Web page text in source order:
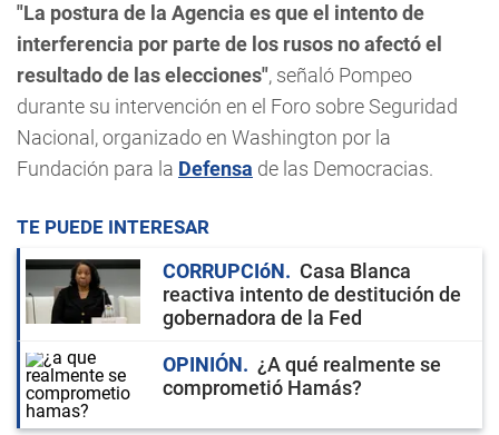
"La postura de la Agencia es que el intento de
interferencia por parte de los rusos no afectó el
resultado de las elecciones", señaló Pompeo
durante su intervención en el Foro sobre Seguridad
Nacional, organizado en Washington por la
Fundación para la Defensa de las Democracias.
TE PUEDE INTERESAR
CORRUPCIóN
Casa Blanca
reactiva intento de destitución de
gobernadora de la Fed
OPINIÓN
¿A qué realmente se
comprometió Hamás?